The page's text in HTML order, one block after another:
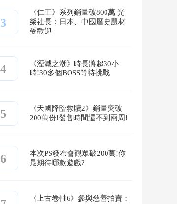
3
《仁王》系列銷量破800萬 光
榮社長：日本、中國曆史題材
受歡迎
4
《湮滅之潮》時長將超30小
時!30多個BOSS等待挑戰
5
《天國降臨救贖2》銷量突破
200萬份!發售時間還不到兩周!
6
本次PS發布會觀眾破200萬!你
最期待哪款遊戲?
《上古卷軸6》參與慈善拍賣：